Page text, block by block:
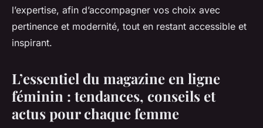
l’expertise, afin d’accompagner vos choix avec
pertinence et modernité, tout en restant accessible et
inspirant.
L’essentiel du magazine en ligne
féminin : tendances, conseils et
actus pour chaque femme